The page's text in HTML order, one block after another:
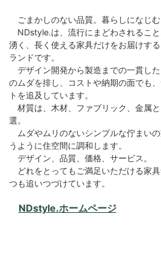
ごまかしのない品質。暮らしになじむ
NDstyle.は、流行にまどわされるこ
湧く、長く使える家具だけをお届けす
ランドです。
デザイン開発から製造までの一貫し
のムダを排し、コストや納期の面でも
トを追及しています。
材質は、木材、ファブリック、金属
選。
ムダやムリのないシンプルな佇まい
うように住空間に調和します。
デザイン、品質、価格、サービス。
どれをとってもご満足いただける家
つも追いつづけています。
NDstyle.ホームページ